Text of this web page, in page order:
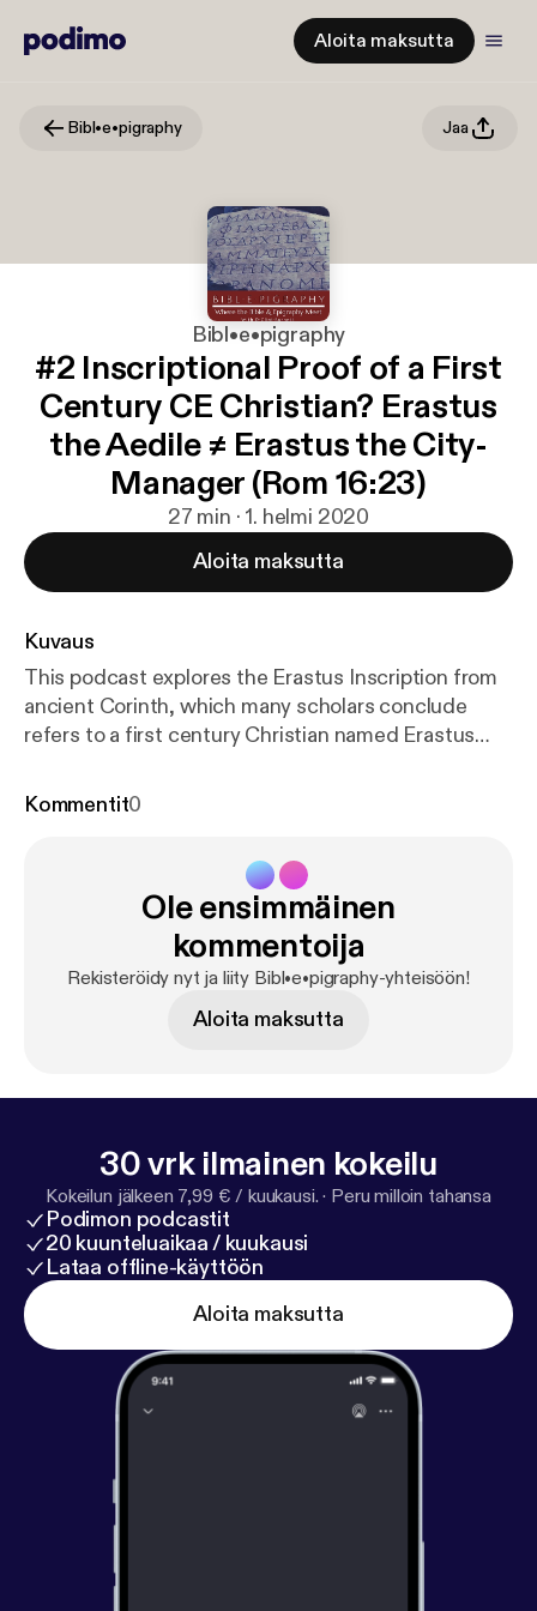
Aloita maksutta
Bibl•e•pigraphy Jaa
Bibl•e•pigraphy
#2 Inscriptional Proof of a First
Century CE Christian? Erastus
the Aedile ≠ Erastus the City-
Manager (Rom 16:23)
27 min · 1. helmi 2020
Aloita maksutta
Kuvaus
This podcast explores the Erastus Inscription from
ancient Corinth, which many scholars conclude
refers to a first century Christian named Erastus
discusses the oft-neglected circumstances
Kommentit0
Ole ensimmäinen
kommentoija
Rekisteröidy nyt ja liity Bibl•e•pigraphy-yhteisöön!
Aloita maksutta
30 vrk ilmainen kokeilu
Kokeilun jälkeen 7,99 € / kuukausi. · Peru milloin tahansa
Podimon podcastit
20 kuunteluaikaa / kuukausi
Lataa offline-käyttöön
Aloita maksutta